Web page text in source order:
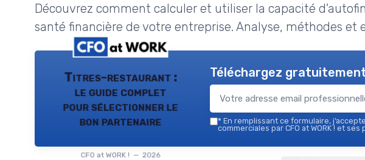
Découvrez comment calculer et utiliser la capacité
santé financière de votre entreprise. Analyse, méthodes et
Titres-restaurant :
le guide complet
pour sélectionner le
bon partenaire
CFO at WORK ! — 2026
Téléchargez
* En remplissant ce formulaire,
commerciales par CFO at WORK ! et ses